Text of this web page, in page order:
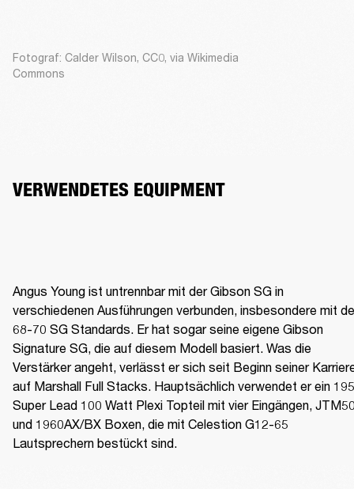
Fotograf: Calder Wilson, CC0, via Wikimedia
Commons
VERWENDETES EQUIPMENT
Angus Young ist untrennbar mit der Gibson SG in
verschiedenen Ausführungen verbunden, insbesondere mit
68-70 SG Standards. Er hat sogar seine eigene Gibson
Signature SG, die auf diesem Modell basiert. Was die
Verstärker angeht, verlässt er sich seit Beginn seiner
auf Marshall Full Stacks. Hauptsächlich verwendet er ein
Super Lead 100 Watt Plexi Topteil mit vier Eingängen,
und 1960AX/BX Boxen, die mit Celestion G12-65
Lautsprechern bestückt sind.